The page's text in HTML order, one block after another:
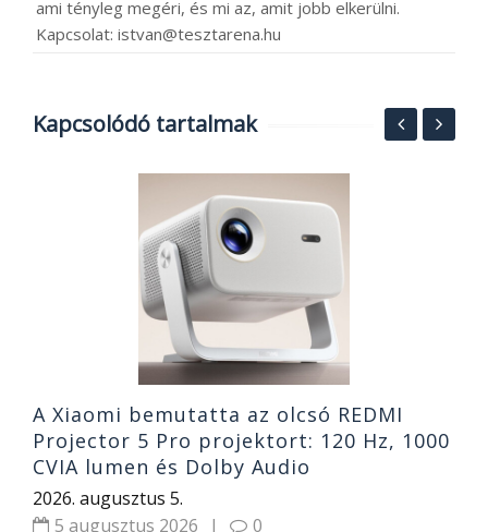
ami tényleg megéri, és mi az, amit jobb elkerülni.
Kapcsolat: istvan@tesztarena.hu
Kapcsolódó tartalmak
A Xiaomi bemutatta az olcsó REDMI
Projector 5 Pro projektort: 120 Hz, 1000
CVIA lumen és Dolby Audio
2026. augusztus 5.
5 augusztus 2026
| 0